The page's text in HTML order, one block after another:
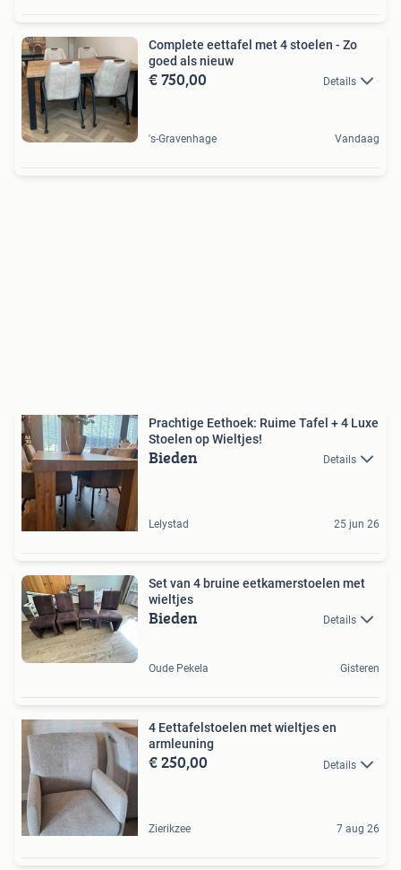
Complete eettafel met 4 stoelen - Zo
goed als nieuw
€ 750,00 Details
's-Gravenhage Vandaag
Prachtige Eethoek: Ruime Tafel + 4 Luxe
Stoelen op Wieltjes!
Bieden Details
Lelystad 25 jun 26
Set van 4 bruine eetkamerstoelen met
wieltjes
Bieden Details
Oude Pekela Gisteren
4 Eettafelstoelen met wieltjes en
armleuning
€ 250,00 Details
Zierikzee 7 aug 26